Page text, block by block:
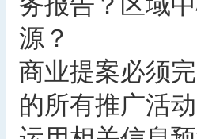
源？
商业提案必须
的所有推广活